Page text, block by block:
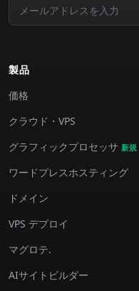
製品
価格
クラウド・VPS
グラフィックプロセッサ 新規
ワードプレスホスティング
ドメイン
VPS デプロイ
マグロテ.
AIサイトビルダー